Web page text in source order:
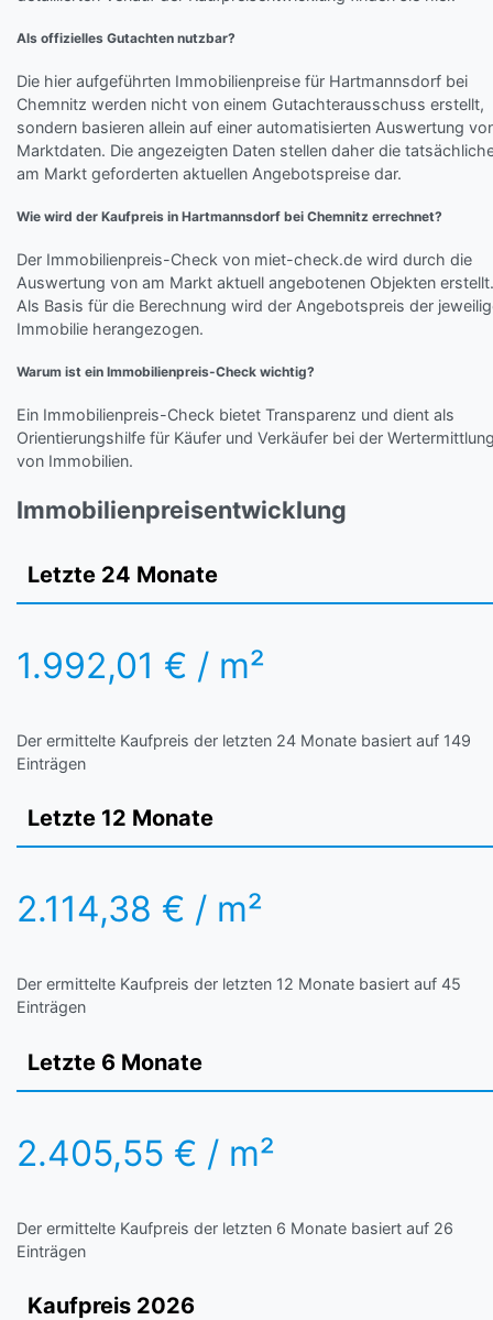
Als offizielles Gutachten nutzbar?
Die hier aufgeführten Immobilienpreise für Hartmannsdorf bei
Chemnitz werden nicht von einem Gutachterausschuss erstellt,
sondern basieren allein auf einer automatisierten Auswertung
Marktdaten. Die angezeigten Daten stellen daher die
am Markt geforderten aktuellen Angebotspreise dar.
Wie wird der Kaufpreis in Hartmannsdorf bei Chemnitz errechnet?
Der Immobilienpreis-Check von miet-check.de wird durch die
Auswertung von am Markt aktuell angebotenen Objekten erstellt.
Als Basis für die Berechnung wird der Angebotspreis der
Immobilie herangezogen.
Warum ist ein Immobilienpreis-Check wichtig?
Ein Immobilienpreis-Check bietet Transparenz und dient als
Orientierungshilfe für Käufer und Verkäufer bei der
von Immobilien.
Immobilienpreisentwicklung
Letzte 24 Monate
1.992,01 € / m²
Der ermittelte Kaufpreis der letzten 24 Monate basiert auf 149
Einträgen
Letzte 12 Monate
2.114,38 € / m²
Der ermittelte Kaufpreis der letzten 12 Monate basiert auf 45
Einträgen
Letzte 6 Monate
2.405,55 € / m²
Der ermittelte Kaufpreis der letzten 6 Monate basiert auf 26
Einträgen
Kaufpreis 2026